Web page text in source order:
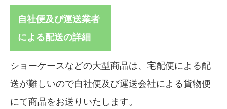
自社便及び運送業者
による配送の詳細
ショーケースなどの大型商品は、宅配便による配
送が難しいので自社便及び運送会社による貨物便
にて商品をお送りいたします。